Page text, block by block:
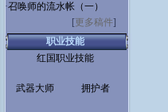
·召唤师的流水帐（一）
[更多稿件]
职业技能
红国职业技能
武器大师 拥护者